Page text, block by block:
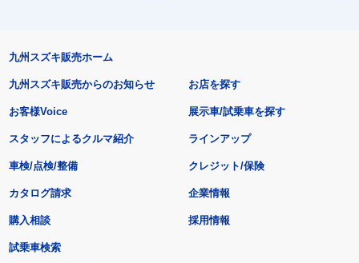
九州スズキ販売ホーム
九州スズキ販売からのお知らせ
お客様Voice
スタッフによるクルマ紹介
お店を探す
展示車/試乗車を探す
ラインアップ
車検/点検/整備 クレジット/保険
カタログ請求
購入相談
試乗車検索
企業情報
採用情報